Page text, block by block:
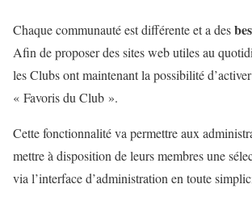
Chaque communauté est différente et a des
Afin de proposer des sites web utiles au
les Clubs ont maintenant la possibilité
« Favoris du Club ».
Cette fonctionnalité va permettre aux
mettre à disposition de leurs membres une
via l’interface d’administration en toute